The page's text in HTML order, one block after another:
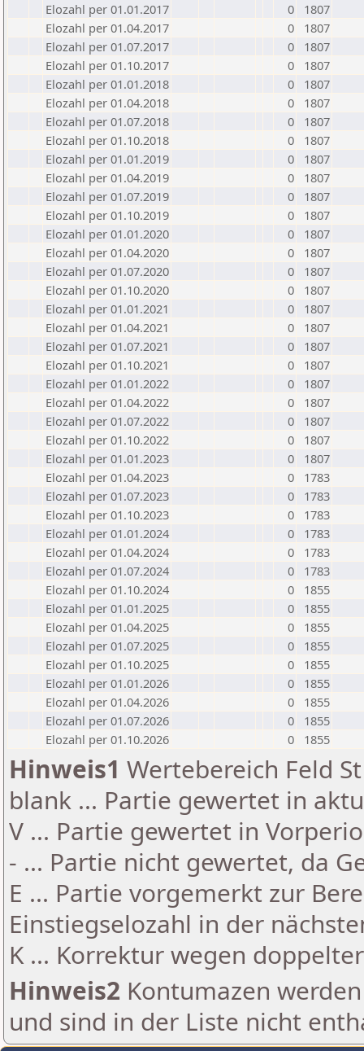
Elozahl per 01.01.2017
0
1807
Elozahl per 01.04.2017
0
1807
Elozahl per 01.07.2017
0
1807
Elozahl per 01.10.2017
0
1807
Elozahl per 01.01.2018
0
1807
Elozahl per 01.04.2018
0
1807
Elozahl per 01.07.2018
0
1807
Elozahl per 01.10.2018
0
1807
Elozahl per 01.01.2019
0
1807
Elozahl per 01.04.2019
0
1807
Elozahl per 01.07.2019
0
1807
Elozahl per 01.10.2019
0
1807
Elozahl per 01.01.2020
0
1807
Elozahl per 01.04.2020
0
1807
Elozahl per 01.07.2020
0
1807
Elozahl per 01.10.2020
0
1807
Elozahl per 01.01.2021
0
1807
Elozahl per 01.04.2021
0
1807
Elozahl per 01.07.2021
0
1807
Elozahl per 01.10.2021
0
1807
Elozahl per 01.01.2022
0
1807
Elozahl per 01.04.2022
0
1807
Elozahl per 01.07.2022
0
1807
Elozahl per 01.10.2022
0
1807
Elozahl per 01.01.2023
0
1807
Elozahl per 01.04.2023
0
1783
Elozahl per 01.07.2023
0
1783
Elozahl per 01.10.2023
0
1783
Elozahl per 01.01.2024
0
1783
Elozahl per 01.04.2024
0
1783
Elozahl per 01.07.2024
0
1783
Elozahl per 01.10.2024
0
1855
Elozahl per 01.01.2025
0
1855
Elozahl per 01.04.2025
0
1855
Elozahl per 01.07.2025
0
1855
Elozahl per 01.10.2025
0
1855
Elozahl per 01.01.2026
0
1855
Elozahl per 01.04.2026
0
1855
Elozahl per 01.07.2026
0
1855
Elozahl per 01.10.2026
0 1855
Hinweis1 Wertebereich Feld
blank ... Partie gewertet in
V ... Partie gewertet in
- ... Partie nicht gewertet, da
E ... Partie vorgemerkt zur
Einstiegselozahl in der
K ... Korrektur wegen
Hinweis2 Kontumazen
und sind in der Liste nicht